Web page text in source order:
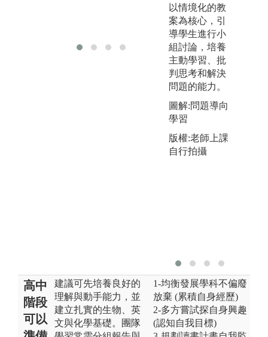
以情境化的教
案為核心，引
導學生進行小
組討論，培養
主動學習、批
判思考和解決
問題的能力。
圖解:問題導向
學習
版權:老師上課
自行拍攝
高中
階段
可以
建議可先培養良好的
理解與動手能力，並
建立扎實的生物、英
文與化學基礎。團隊
1-均衡發展學科不偏廢
放棄 (累積自身經歷)
2-多方嘗試探自身興趣
(認知自我目標)